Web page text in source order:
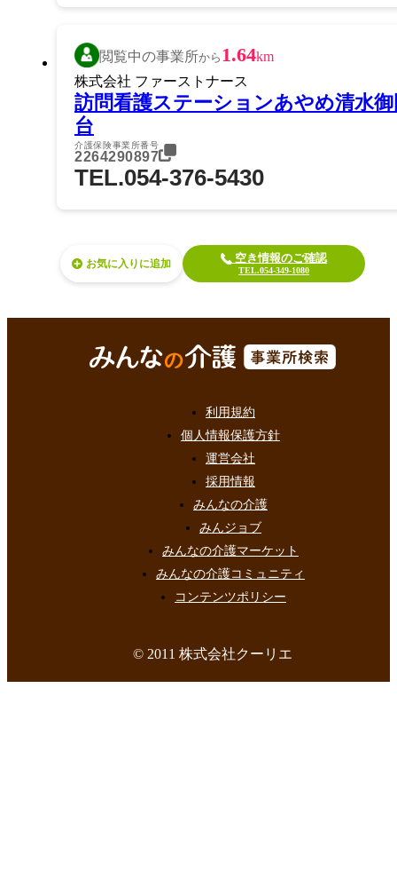
閲覧中の事業所から 1.64km
株式会社 ファーストナース
訪問看護ステーションあやめ清水
台
介護保険事業所番号
2264290897
TEL.054-376-5430
お気に入り 空き情報のご確認
TEL.054-349-1080
利用規約
個人情報保護方針
運営会社
採用情報
みんなの介護
みんジョブ
みんなの介護マーケット
みんなの介護コミュニティ
コンテンツポリシー
© 2011 株式会社クーリエ